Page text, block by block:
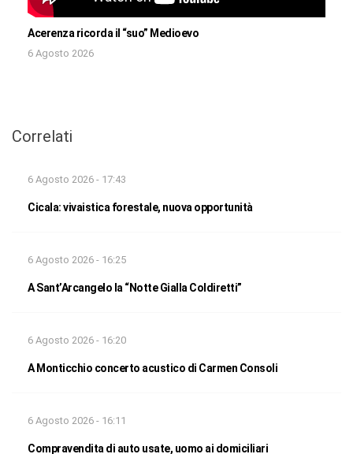
Acerenza ricorda il “suo” Medioevo
6 Agosto 2026
Correlati
6 Agosto 2026 - 17:43
Cicala: vivaistica forestale, nuova opportunità
6 Agosto 2026 - 16:25
A Sant’Arcangelo la “Notte Gialla Coldiretti”
6 Agosto 2026 - 16:20
A Monticchio concerto acustico di Carmen Consoli
6 Agosto 2026 - 16:11
Compravendita di auto usate, uomo ai domiciliari